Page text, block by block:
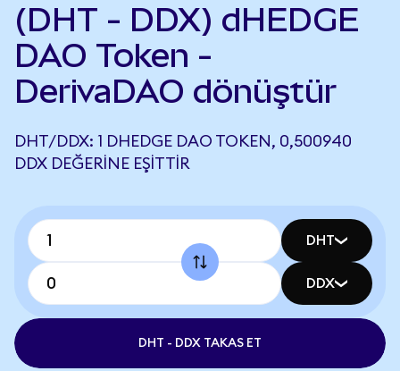
(DHT - DDX) dHEDGE
DAO Token -
DerivaDAO dönüştür
DHT/DDX: 1 DHEDGE DAO TOKEN, 0,500940
DDX DEĞERINE EŞITTIR
DHT
DDX
DHT - DDX TAKAS ET